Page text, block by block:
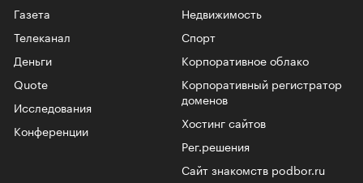
Газета
Телеканал
Недвижимость
Спорт
Корпоративное облако
Корпоративный регистратор
доменов
Хостинг сайтов
Рег.решения
Сайт знакомств podbor.ru
Деньги
Quote
Исследования
Конференции